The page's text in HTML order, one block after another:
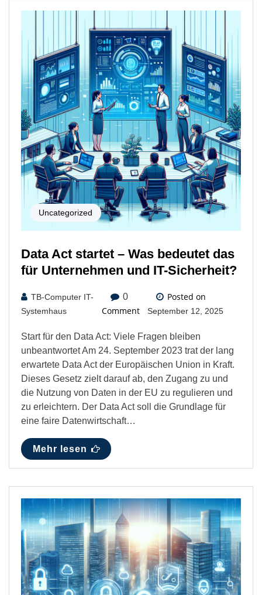
Uncategorized
Data Act startet – Was bedeutet das
für Unternehmen und IT-Sicherheit?
TB-Computer IT-
Systemhaus
0
Comment
Posted on
September 12, 2025
Start für den Data Act: Viele Fragen bleiben
unbeantwortet Am 24. September 2023 trat der lang
erwartete Data Act der Europäischen Union in Kraft.
Dieses Gesetz zielt darauf ab, den Zugang zu und
die Nutzung von Daten in der EU zu regulieren und
zu erleichtern. Der Data Act soll die Grundlage für
eine faire Datenwirtschaft…
Mehr lesen